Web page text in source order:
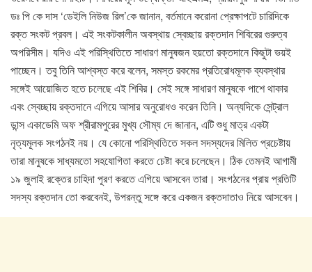
ডঃ পি কে দাস ‘ডেইলি নিউজ রিল’কে জানান, বর্তমানে করোনা প্রেক্ষাপটে চারিদিকে
রক্ত সংকট প্রবল। এই সংকটকালীন অবস্থায় স্বেচ্ছায় রক্তদান শিবিরের গুরুত্ব
অপরিসীম। যদিও এই পরিস্থিতিতে সাধারণ মানুষজন হয়তো রক্তদানে কিছুটা ভয়ই
পাচ্ছেন। তবু তিনি আশ্বস্ত করে বলেন, সমস্ত রকমের প্রতিরোধমূলক ব্যবস্থার
সঙ্গেই আয়োজিত হতে চলেছে এই শিবির। সেই সঙ্গে সাধারণ মানুষকে পাশে থাকার
এবং স্বেচ্ছায় রক্তদানে এগিয়ে আসার অনুরোধও করেন তিনি। অন্যদিকে সেন্ট্রাল
ডান্স একাডেমি অফ শ্রীরামপুরের মুখ্য সৌম্য দে জানান, এটি শুধু মাত্র একটা
নৃত্যমূলক সংগঠনই নয়। যে কোনো পরিস্থিতিতে সকল সদস্যদের মিলিত প্রচেষ্টায়
তারা মানুষকে সাধ্যমতো সহযোগিতা করতে চেষ্টা করে চলেছেন। ঠিক তেমনই আগামী
১৯ জুলাই রক্তের চাহিদা পূরণ করতে এগিয়ে আসবেন তারা। সংগঠনের প্রায় প্রতিটি
সদস্য রক্তদান তো করবেনই, উপরন্তু সঙ্গে করে একজন রক্তদাতাও নিয়ে আসবেন।